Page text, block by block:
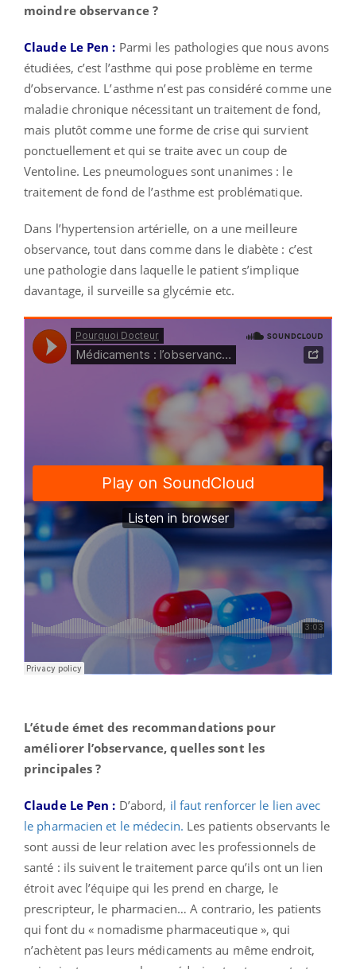
moindre observance ?
Claude Le Pen : Parmi les pathologies que nous avons
étudiées, c’est l’asthme qui pose problème en terme
d’observance. L’asthme n’est pas considéré comme une
maladie chronique nécessitant un traitement de fond,
mais plutôt comme une forme de crise qui survient
ponctuellement et qui se traite avec un coup de
Ventoline. Les pneumologues sont unanimes : le
traitement de fond de l’asthme est problématique.
Dans l’hypertension artérielle, on a une meilleure
observance, tout dans comme dans le diabète : c’est
une pathologie dans laquelle le patient s’implique
davantage, il surveille sa glycémie etc.
L’étude émet des recommandations pour
améliorer l’observance, quelles sont les
principales ?
Claude Le Pen : D’abord, il faut renforcer le lien avec
le pharmacien et le médecin. Les patients observants le
sont aussi de leur relation avec les professionnels de
santé : ils suivent le traitement parce qu’ils ont un lien
étroit avec l’équipe qui les prend en charge, le
prescripteur, le pharmacien… A contrario, les patients
qui font du « nomadisme pharmaceutique », qui
n’achètent pas leurs médicaments au même endroit,